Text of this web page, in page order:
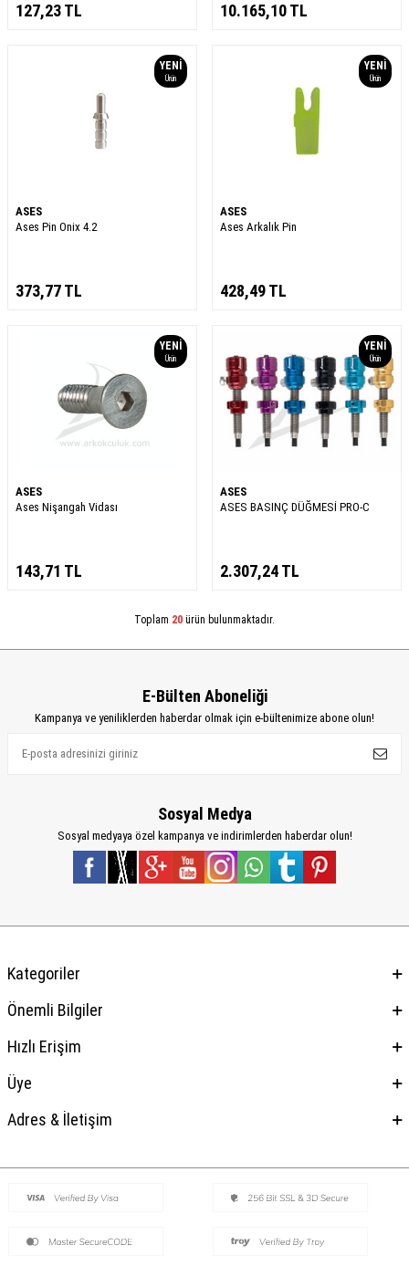
127,23TL 10.165,10TL
YENI
Ürün
ASES
Ases Pin Onix 4.2
373,77TL
YENI
Ürün
ASES
Ases Arkalık Pin
428,49TL
YENI
Ürün
ASES
Ases Nişangah Vidası
143,71 TL
YENI
Ürün
ASES
ASES BASINÇ DÜĞMESİ PRO-C
2.307,24TL
Toplam 20 ürün bulunmaktadır.
E-Bülten Aboneliği
Kampanya ve yeniliklerden haberdar olmak için e-bültenimize abone olun!
Sosyal Medya
Sosyal medyaya özel kampanya ve indirimlerden haberdar olun!
Kategoriler
Önemli Bilgiler
Hızlı Erişim
Üye
Adres & İletişim